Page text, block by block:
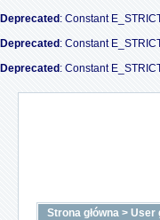
Deprecated : Constant
Deprecated : Constant
Deprecated : Constant
Strona główna > User